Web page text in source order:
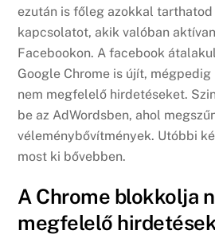
ezután is főleg azokkal
kapcsolatot, akik valóban
Facebookon. A facebook
Google Chrome is újít,
nem megfelelő hirdetéseket.
be az AdWordsben, ahol
véleménybővítmények. Utóbbi
most ki bővebben.
A Chrome blokkolja
megfelelő